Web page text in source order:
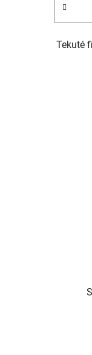
Tekuté